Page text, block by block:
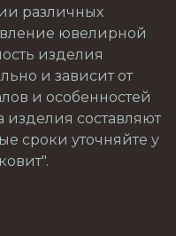
различных
ювелирной
изделия
и зависит от
и особенностей
изделия составляют
сроки уточняйте у